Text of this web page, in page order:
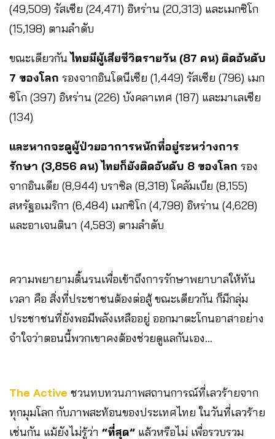
(49,509) รัสเซีย (24,471) อิหร่าน (20,313) และเมกซิโก
(15,198) ตามลำดับ
ขณะเดียวกันไทยมีผู้เสียชีวิตรายวัน (87 คน) ติดอันดับ
7 ของโลก รองจากอินโดนีเซีย (1,449) รัสเซีย (796) เมก
ซิโก (397) อิหร่าน (226) บังคลาเทศ (187) และมาเลเซีย
(134)
และหากจะดูผู้ป่วยอาการหนักที่อยู่ระหว่างการ
รักษา (3,856 คน) ไทยก็ยังติดอันดับ 8 ของโลก รอง
จากอินเดีย (8,944) บราซิล (8,318) โคลัมเบีย (8,155)
สหรัฐอเมริกา (6,484) เมกซิโก (4,798) อิหร่าน (4,628)
และอาเจนตินา (4,583) ตามลำดับ
ความพยายามดิ้นรนเพื่อเข้าถึงการรักษาพยาบาลให้ทัน
เวลา คือ สิ่งที่ประชาชนต้องต่อสู้ ขณะเดียวกัน ก็มีกลุ่ม
ประชาชนที่ยังพอมีพลังเหลืออยู่ ออกมาตะโกนอาสาอย่าง
จำใจว่าตอนนี้พวกเขาคงต้องช่วยดูแลกันเอง…
The Active ชวนทบทวนภาพสถานการณ์ที่เลวร้ายจาก
ทุกมุมโลก กับภาพสะท้อนของประเทศไทย ในวันที่เลวร้าย
เช่นกัน แม้ยังไม่รู้ว่า “ที่สุด” แล้วหรือไม่ เพื่อรวบรวม